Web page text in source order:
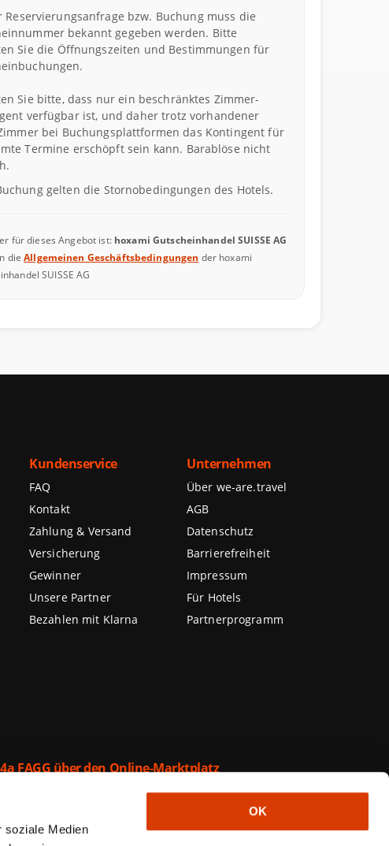
soziale Medien
OK
Reservierungsanfrage bzw. Buchung muss die
bekannt gegeben werden. Bitte
Sie die Öffnungszeiten und Bestimmungen für
Sie bitte, dass nur ein beschränktes Zimmer-
verfügbar ist, und daher trotz vorhandener
bei Buchungsplattformen das Kontingent für
Termine erschöpft sein kann. Barablöse nicht
gelten die Stornobedingungen des Hotels.
für dieses Angebot ist: hoxami Gutscheinhandel SUISSE AG
dieAllgemeinen Geschäftsbedingungen der hoxami
SUISSE AG
Kundenservice
FAQ
Kontakt
Zahlung & Versand
Versicherung
Gewinner
Unsere Partner
Bezahlen mit Klarna
Unternehmen
Über we-are.travel
AGB
Datenschutz
Barrierefreiheit
Impressum
Für Hotels
Partnerprogramm
FAGG über den Online-Marktplatz
betriebene Verkaufsplattform werden ausschließlich
we-are.travel ist lediglich Zahlstelle und
des jeweiligen Anbieters entgegen. Als Anbieter auf